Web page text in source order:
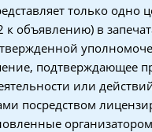
только одно
к объявлению) в
подтверждающее
или
посредством